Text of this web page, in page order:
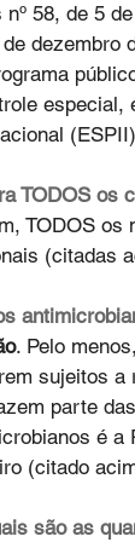
nº 58, de 5
dezembro
especial,
TODOS os
TODOS os
(citadas
. Pelo
sujeitos a
parte
é a
(citado
são as